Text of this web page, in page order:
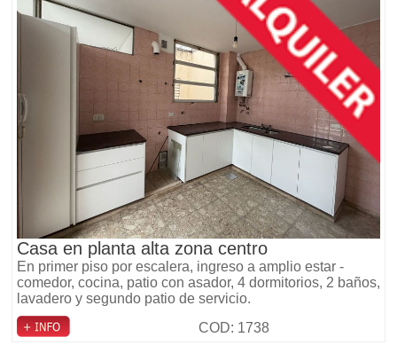
Casa en planta alta zona centro
En primer piso por escalera, ingreso a amplio estar -
comedor, cocina, patio con asador, 4 dormitorios, 2 baños,
lavadero y segundo patio de servicio.
COD: 1738